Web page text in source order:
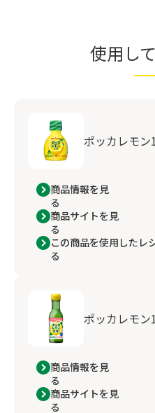
使用し
ポッカレモン
商品情報を見
る
商品サイトを見
る
この商品を使用したレ
る
ポッカレモン
商品情報を見
る
商品サイトを見
る